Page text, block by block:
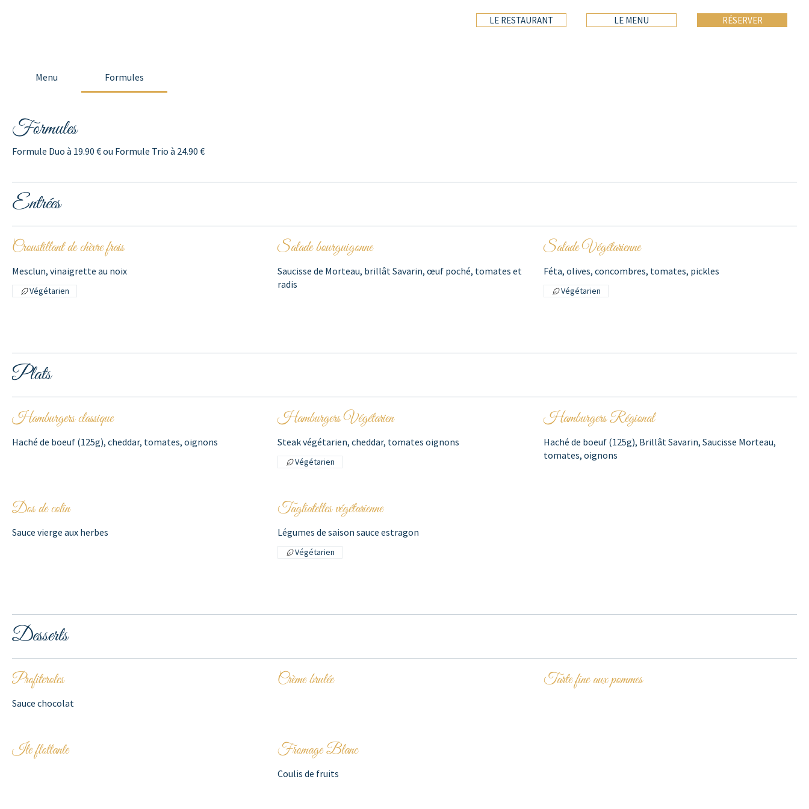
LE RESTAURANT LE MENU RÉSERVER
Menu Formules
Formules
Formule Duo à 19.90 € ou Formule Trio à 24.90 €
Entrées
Croustillant de chèvre frais
Mesclun, vinaigrette au noix
Végétarien
Salade bourguigonne
Saucisse de Morteau, brillât Savarin, œuf poché, tomates et
radis
Salade Végétarienne
Féta, olives, concombres, tomates, pickles
Végétarien
Plats
Hamburgers classique
Haché de boeuf (125g), cheddar, tomates, oignons
Hamburgers Végétarien
Steak végétarien, cheddar, tomates oignons
Végétarien
Hamburgers Régional
Haché de boeuf (125g), Brillât Savarin, Saucisse Morteau,
tomates, oignons
Dos de colin
Sauce vierge aux herbes
Tagliatelles végétarienne
Légumes de saison sauce estragon
Végétarien
Desserts
Profiteroles
Sauce chocolat
Crème brulée Tarte fine aux pommes
Ile flottante Fromage Blanc
Coulis de fruits